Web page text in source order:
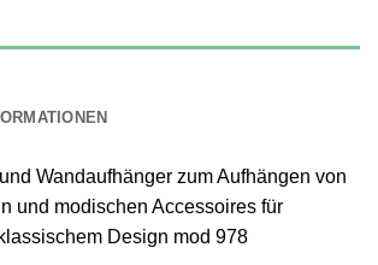
Wandaufhänger zum Aufhängen von
und modischen Accessoires für
Design mod 978